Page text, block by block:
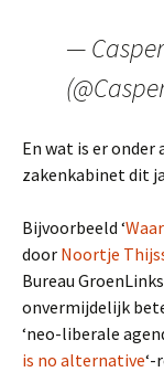
—
En wat is er onder
zakenkabinet dit
Bijvoorbeeld ‘
door Noortje
Bureau
onvermijdelijk
‘neo-liberale
is no alternative‘-